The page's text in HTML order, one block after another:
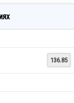
136.85